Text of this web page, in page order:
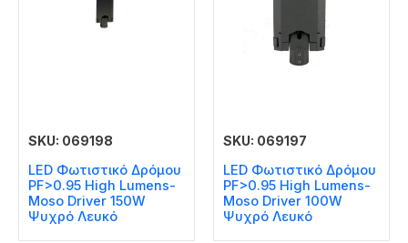
SKU: 069198
LED Φωτιστικό Δρόμου
PF>0.95 High Lumens-
Moso Driver 150W
Ψυχρό Λευκό
SKU: 069197
LED Φωτιστικό Δρόμου
PF>0.95 High Lumens-
Moso Driver 100W
Ψυχρό Λευκό